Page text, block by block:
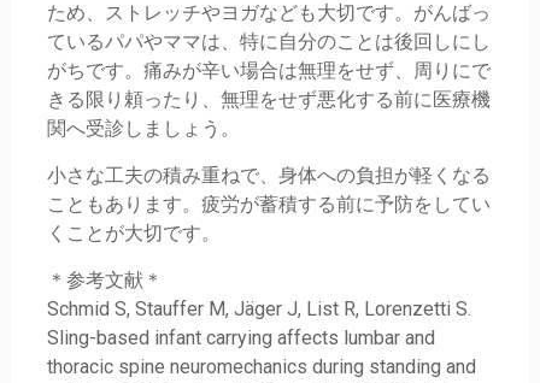
ため、ストレッチやヨガなども大切です。がんばっ
ているパパやママは、特に自分のことは後回しにし
がちです。痛みが辛い場合は無理をせず、周りにで
きる限り頼ったり、無理をせず悪化する前に医療機
関へ受診しましょう。
小さな工夫の積み重ねで、身体への負担が軽くなる
こともあります。疲労が蓄積する前に予防をしてい
くことが大切です。
＊参考文献＊
Schmid S, Stauffer M, Jäger J, List R, Lorenzetti S.
Sling-based infant carrying affects lumbar and
thoracic spine neuromechanics during standing and